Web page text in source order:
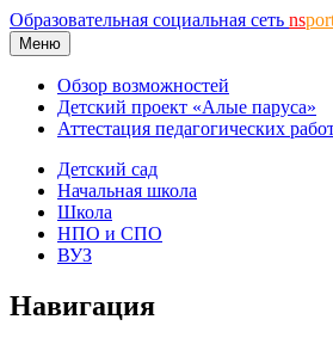
Образовательная социальная сеть ns
Меню
Обзор возможностей
Детский проект «Алые паруса»
Аттестация педагогических
Детский сад
Начальная школа
Школа
НПО и СПО
ВУЗ
Навигация